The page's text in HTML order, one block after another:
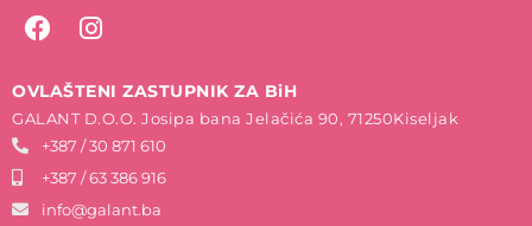
OVLAŠTENI ZASTUPNIK ZA BiH
GALANT D.O.O. Josipa bana Jelačića 90, 71250Kiseljak
+387 / 30 871 610
+387 / 63 386 916
info@galant.ba